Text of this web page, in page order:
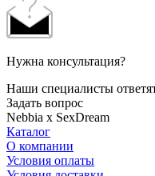
Нужна консультация?
Наши специалисты
Задать вопрос
Nebbia x SexDream
Каталог
О компании
Условия оплаты